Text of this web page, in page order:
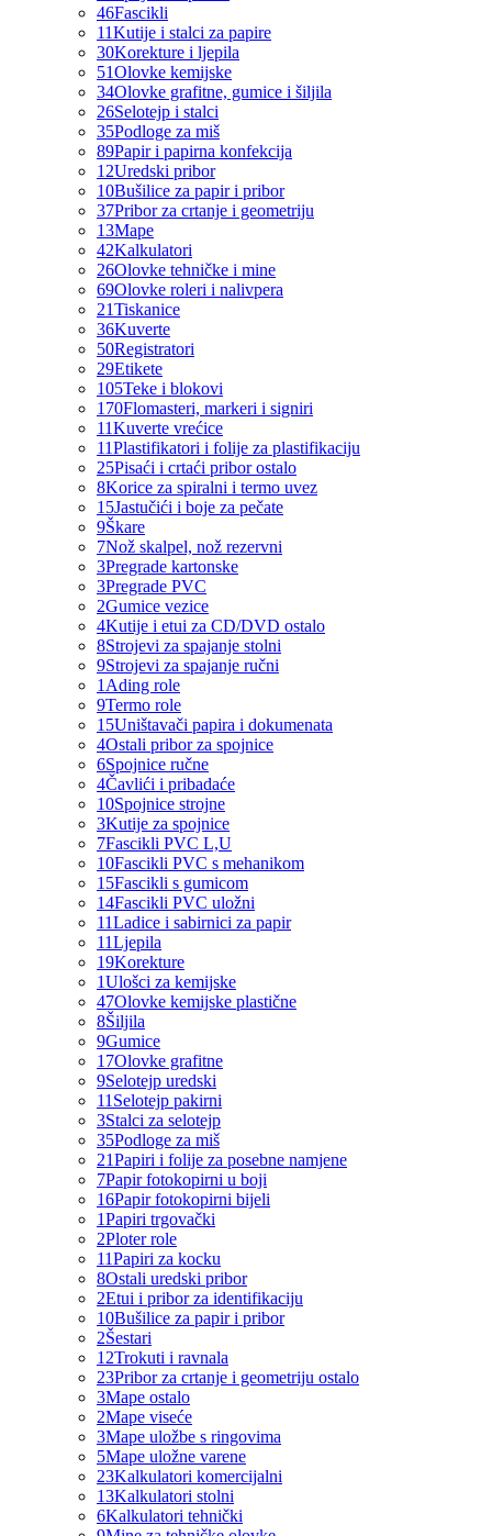
46Fascikli
11Kutije i stalci za papire
30Korekture i ljepila
51Olovke kemijske
34Olovke grafitne, gumice i šiljila
26Selotejp i stalci
35Podloge za miš
89Papir i papirna konfekcija
12Uredski pribor
10Bušilice za papir i pribor
37Pribor za crtanje i geometriju
13Mape
42Kalkulatori
26Olovke tehničke i mine
69Olovke roleri i nalivpera
21Tiskanice
36Kuverte
50Registratori
29Etikete
105Teke i blokovi
170Flomasteri, markeri i signiri
11Kuverte vrećice
11Plastifikatori i folije za plastifikaciju
25Pisaći i crtaći pribor ostalo
8Korice za spiralni i termo uvez
15Jastučići i boje za pečate
9Škare
7Nož skalpel, nož rezervni
3Pregrade kartonske
3Pregrade PVC
2Gumice vezice
4Kutije i etui za CD/DVD ostalo
8Strojevi za spajanje stolni
9Strojevi za spajanje ručni
1 Ading role
9Termo role
15Uništavači papira i dokumenata
4Ostali pribor za spojnice
6Spojnice ručne
4Čavlići i pribadaće
10Spojnice strojne
3Kutije za spojnice
7Fascikli PVC L,U
10Fascikli PVC s mehanikom
15Fascikli s gumicom
14Fascikli PVC uložni
11Ladice i sabirnici za papir
11Ljepila
19Korekture
1Ulošci za kemijske
47Olovke kemijske plastične
8Šiljila
9Gumice
17Olovke grafitne
9Selotejp uredski
11 Selotejp pakirni
3Stalci za selotejp
35Podloge za miš
21Papiri i folije za posebne namjene
7Papir fotokopirni u boji
16Papir fotokopirni bijeli
1Papiri trgovački
2Ploter role
11Papiri za kocku
8Ostali uredski pribor
2Etui i pribor za identifikaciju
10Bušilice za papir i pribor
2Šestari
12Trokuti i ravnala
23Pribor za crtanje i geometriju ostalo
3Mape ostalo
2Mape viseće
3Mape uložbe s ringovima
5Mape uložne varene
23Kalkulatori komercijalni
13Kalkulatori stolni
6Kalkulatori tehnički